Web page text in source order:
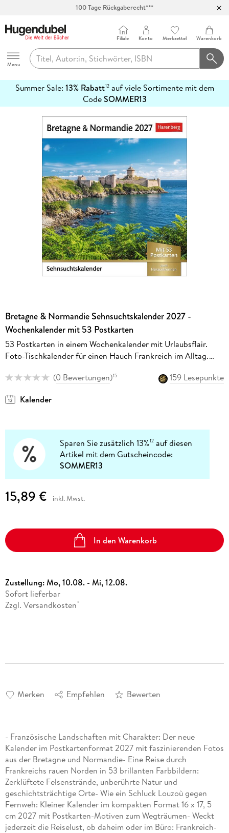
100 Tage Rückgaberecht***
Hugendubel
Menu
Filiale Konto Merkzettel Warenkorb
Summer Sale: 13% Rabatt12auf viele Sortimente mit dem
CodeSOMMER13
erfahren
Bretagne & Normandie Sehnsuchtskalender 2027 -
Wochenkalender mit 53 Postkarten
53 Postkarten in einem Wochenkalender mit Urlaubsflair.
Foto-Tischkalender für einen Hauch Frankreich im Alltag.
(0 Bewertungen)15
159 Lesepunkte
Kalender
Sparen Sie zusätzlich 13%12 auf diesen
Artikel mit dem Gutscheincode:
SOMMER13
15,89 € inkl. Mwst.
In den Warenkorb
Zustellung:Mo, 10.08. - Mi, 12.08.
Sofort lieferbar
Zzgl. Versandkosten *
Merken Empfehlen Bewerten
- Französische Landschaften mit Charakter: Der neue
Kalender im Postkartenformat 2027 mit faszinierenden Fotos
aus der Bretagne und Normandie- Eine Reise durch
Frankreichs rauen Norden in 53 brillanten Farbbildern:
Zerklüftete Felsenstrände, unberührte Natur und
geschichtsträchtige Orte- Wie ein Schluck Louzoù gegen
Fernweh: Kleiner Kalender im kompakten Format 16 x 17, 5
cm 2027 mit Postkarten-Motiven zum Wegträumen- Weckt
jederzeit die Reiselust, ob daheim oder im Büro: Frankreich-